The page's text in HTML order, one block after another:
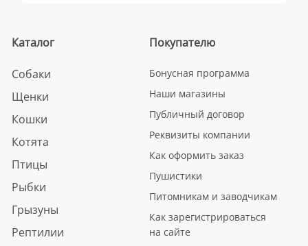
Каталог
Собаки
Щенки
Кошки
Котята
Птицы
Рыбки
Грызуны
Рептилии
Покупателю
Бонусная программа
Наши магазины
Публичный договор
Реквизиты компании
Как оформить заказ
Пушистики
Питомникам и заводчикам
Как зарегистрироваться
на сайте